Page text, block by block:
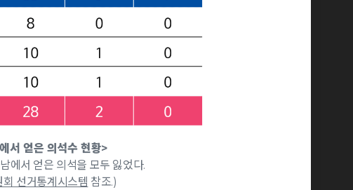
서 얻은 의석수 현황>
에서 얻은 의석을 모두 잃었다.
선거통계시스템 참조.)